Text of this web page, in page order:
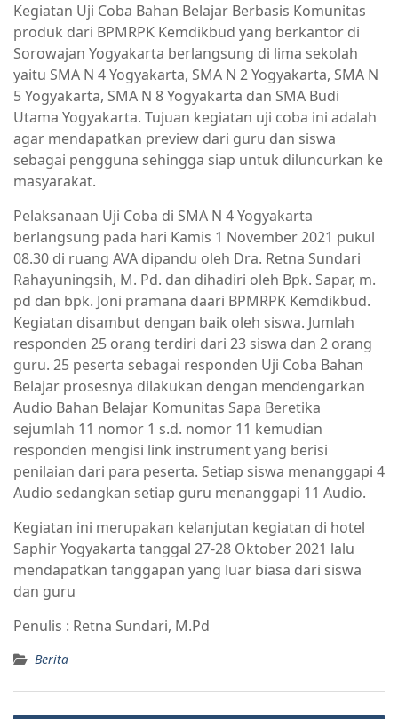
Kegiatan Uji Coba Bahan Belajar Berbasis Komunitas
produk dari BPMRPK Kemdikbud yang berkantor di
Sorowajan Yogyakarta berlangsung di lima sekolah
yaitu SMA N 4 Yogyakarta, SMA N 2 Yogyakarta, SMA N
5 Yogyakarta, SMA N 8 Yogyakarta dan SMA Budi
Utama Yogyakarta. Tujuan kegiatan uji coba ini adalah
agar mendapatkan preview dari guru dan siswa
sebagai pengguna sehingga siap untuk diluncurkan ke
masyarakat.
Pelaksanaan Uji Coba di SMA N 4 Yogyakarta
berlangsung pada hari Kamis 1 November 2021 pukul
08.30 di ruang AVA dipandu oleh Dra. Retna Sundari
Rahayuningsih, M. Pd. dan dihadiri oleh Bpk. Sapar, m.
pd dan bpk. Joni pramana daari BPMRPK Kemdikbud.
Kegiatan disambut dengan baik oleh siswa. Jumlah
responden 25 orang terdiri dari 23 siswa dan 2 orang
guru. 25 peserta sebagai responden Uji Coba Bahan
Belajar prosesnya dilakukan dengan mendengarkan
Audio Bahan Belajar Komunitas Sapa Beretika
sejumlah 11 nomor 1 s.d. nomor 11 kemudian
responden mengisi link instrument yang berisi
penilaian dari para peserta. Setiap siswa menanggapi 4
Audio sedangkan setiap guru menanggapi 11 Audio.
Kegiatan ini merupakan kelanjutan kegiatan di hotel
Saphir Yogyakarta tanggal 27-28 Oktober 2021 lalu
mendapatkan tanggapan yang luar biasa dari siswa
dan guru
Penulis : Retna Sundari, M.Pd
Berita